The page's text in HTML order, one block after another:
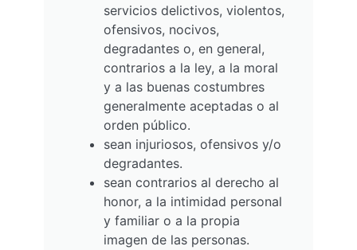
servicios delictivos, violentos,
ofensivos, nocivos,
degradantes o, en general,
contrarios a la ley, a la moral
y a las buenas costumbres
generalmente aceptadas o al
orden público.
sean injuriosos, ofensivos y/o
degradantes.
sean contrarios al derecho al
honor, a la intimidad personal
y familiar o a la propia
imagen de las personas.